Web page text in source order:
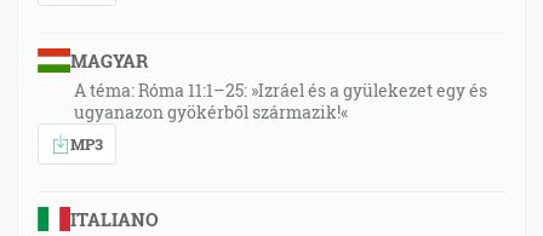
MAGYAR
A téma: Róma 11:1–25: »Izráel és a gyülekezet egy és
ugyanazon gyökérből származik!«
MP3
ITALIANO